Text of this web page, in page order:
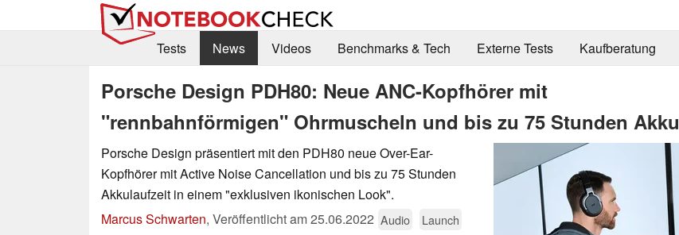
Tests
News Videos Benchmarks & Tech Externe Tests Kaufberatung
Porsche Design PDH80: Neue ANC-Kopfhörer mit
"rennbahnförmigen" Ohrmuscheln und bis zu 75 Stunden Akku
Porsche Design präsentiert mit den PDH80 neue Over-Ear-
Kopfhörer mit Active Noise Cancellation und bis zu 75 Stunden
Akkulaufzeit in einem "exklusiven ikonischen Look".
Marcus Schwarten, Veröffentlicht am25.06.2022 Audio Launch